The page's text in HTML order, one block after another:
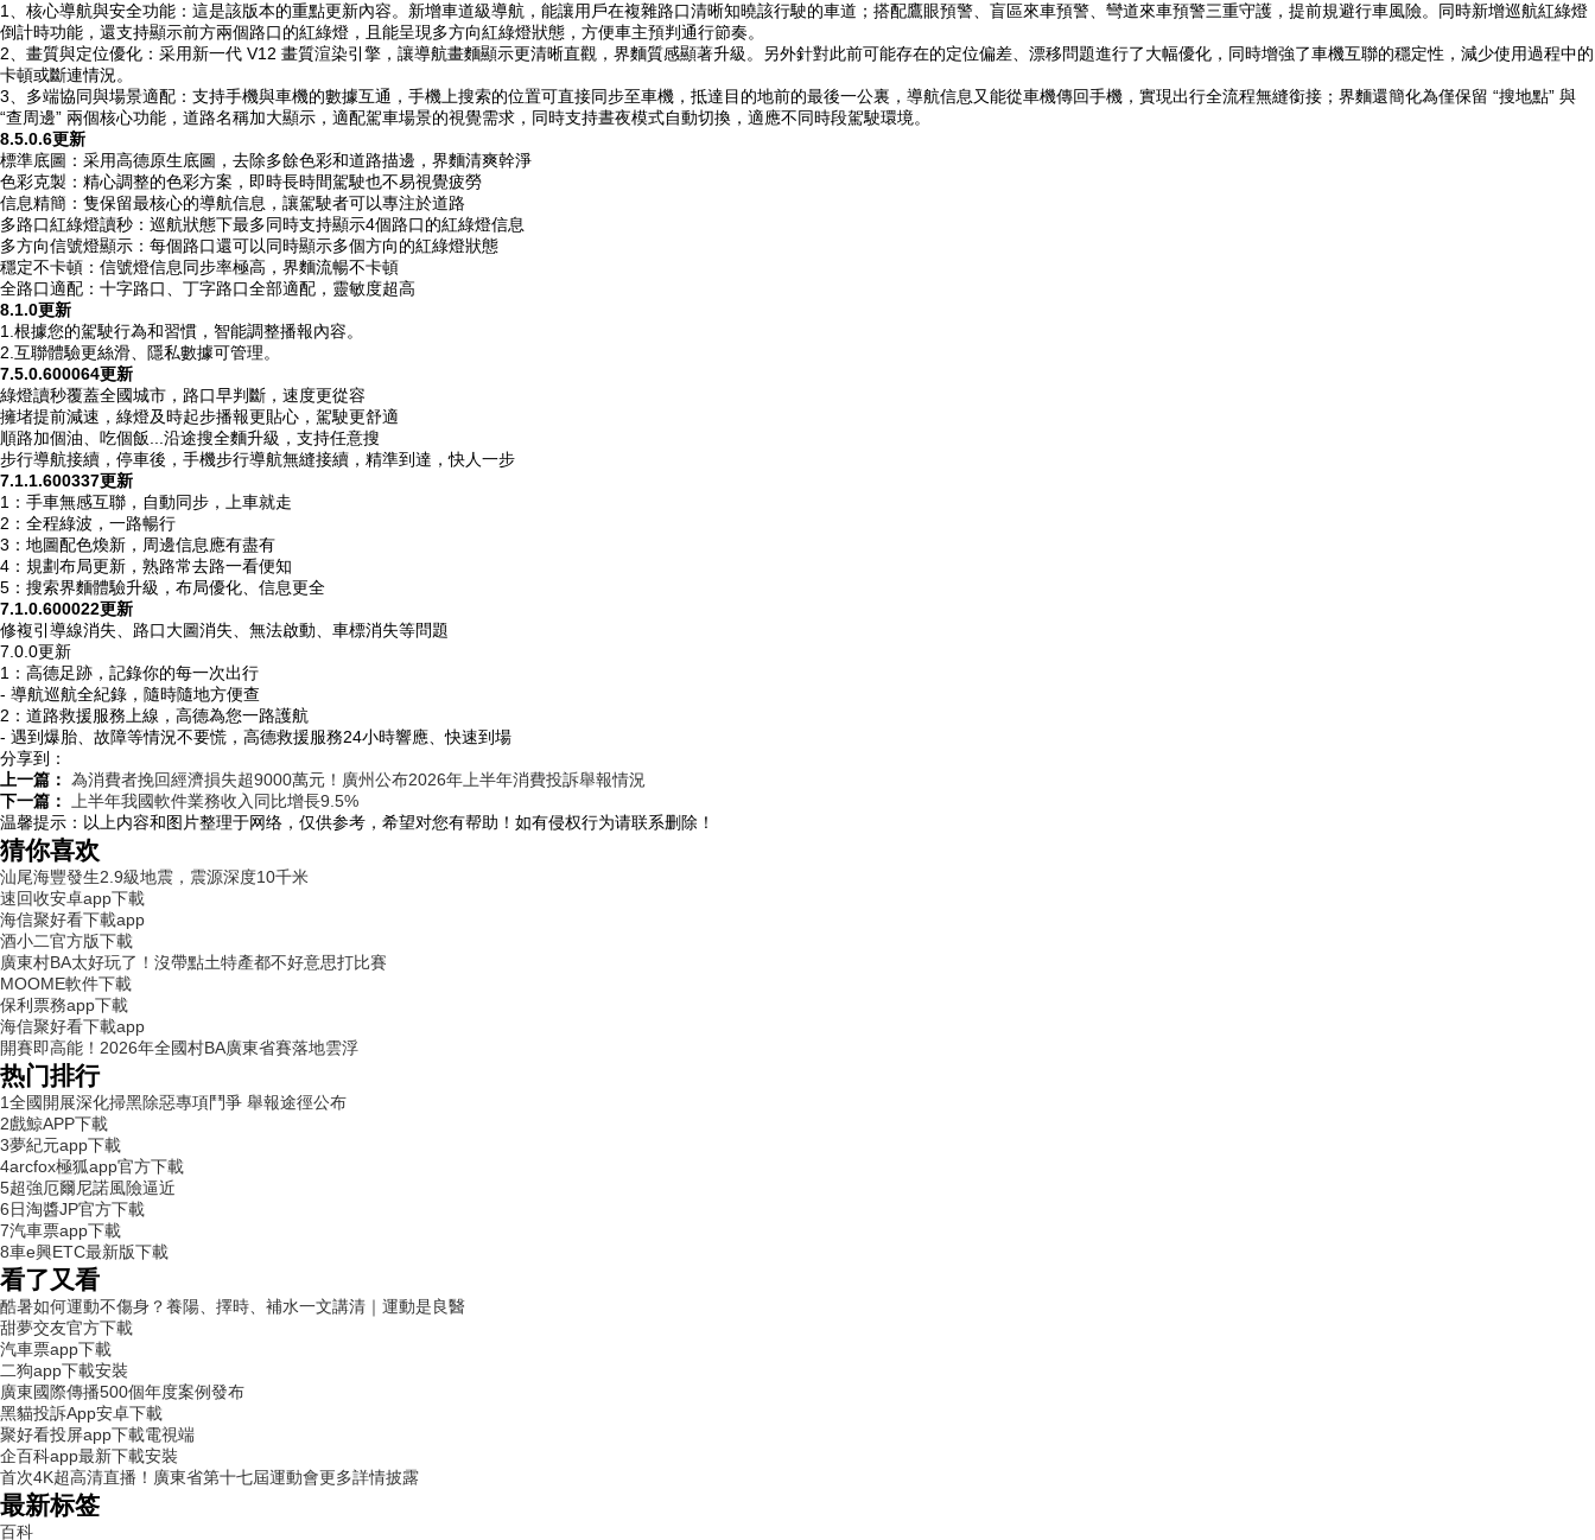
1、核心導航與安全功能：這是該版本的重點更新內容。新增車道級導航，能讓用戶在複雜路口清晰知曉該行駛的車道；搭配鷹眼預警、盲區來車預警、彎道來車預警三重守護，提前規避行車風險。同時新增巡航紅綠燈
倒計時功能，還支持顯示前方兩個路口的紅綠燈，且能呈現多方向紅綠燈狀態，方便車主預判通行節奏。
2、畫質與定位優化：采用新一代 V12 畫質渲染引擎，讓導航畫麵顯示更清晰直觀，界麵質感顯著升級。另外針對此前可能存在的定位偏差、漂移問題進行了大幅優化，同時增強了車機互聯的穩定性，減少使用過程中的
卡頓或斷連情況。
3、多端協同與場景適配：支持手機與車機的數據互通，手機上搜索的位置可直接同步至車機，抵達目的地前的最後一公裏，導航信息又能從車機傳回手機，實現出行全流程無縫銜接；界麵還簡化為僅保留 “搜地點” 與
“查周邊” 兩個核心功能，道路名稱加大顯示，適配駕車場景的視覺需求，同時支持晝夜模式自動切換，適應不同時段駕駛環境。
8.5.0.6更新
標準底圖：采用高德原生底圖，去除多餘色彩和道路描邊，界麵清爽幹淨
色彩克製：精心調整的色彩方案，即時長時間駕駛也不易視覺疲勞
信息精簡：隻保留最核心的導航信息，讓駕駛者可以專注於道路
多路口紅綠燈讀秒：巡航狀態下最多同時支持顯示4個路口的紅綠燈信息
多方向信號燈顯示：每個路口還可以同時顯示多個方向的紅綠燈狀態
穩定不卡頓：信號燈信息同步率極高，界麵流暢不卡頓
全路口適配：十字路口、丁字路口全部適配，靈敏度超高
8.1.0更新
1.根據您的駕駛行為和習慣，智能調整播報內容。
2.互聯體驗更絲滑、隱私數據可管理。
7.5.0.600064更新
綠燈讀秒覆蓋全國城市，路口早判斷，速度更從容
擁堵提前減速，綠燈及時起步播報更貼心，駕駛更舒適
順路加個油、吃個飯...沿途搜全麵升級，支持任意搜
步行導航接續，停車後，手機步行導航無縫接續，精準到達，快人一步
7.1.1.600337更新
1：手車無感互聯，自動同步，上車就走
2：全程綠波，一路暢行
3：地圖配色煥新，周邊信息應有盡有
4：規劃布局更新，熟路常去路一看便知
5：搜索界麵體驗升級，布局優化、信息更全
7.1.0.600022更新
修複引導線消失、路口大圖消失、無法啟動、車標消失等問題
7.0.0更新
1：高德足跡，記錄你的每一次出行
- 導航巡航全紀錄，隨時隨地方便查
2：道路救援服務上線，高德為您一路護航
- 遇到爆胎、故障等情況不要慌，高德救援服務24小時響應、快速到場
分享到：
上一篇： 為消費者挽回經濟損失超9000萬元！廣州公布2026年上半年消費投訴舉報情況
下一篇：
上半年我國軟件業務收入同比增長9.5%
温馨提示： 以上内容和图片整理于网络，仅供参考，希望对您有帮助！如有侵权行为请联系删除！
猜你喜欢
汕尾海豐發生2.9級地震，震源深度10千米
速回收安卓app下載
海信聚好看下載app
酒小二官方版下載
廣東村BA太好玩了！沒帶點土特產都不好意思打比賽
MOOME軟件下載
保利票務app下載
海信聚好看下載app
開賽即高能！2026年全國村BA廣東省賽落地雲浮
热门排行
1全國開展深化掃黑除惡專項鬥爭 舉報途徑公布
2戲鯨APP下載
3夢紀元app下載
4arcfox極狐app官方下載
5超強厄爾尼諾風險逼近
6日淘醬JP官方下載
7汽車票app下載
8車e興ETC最新版下載
看了又看
酷暑如何運動不傷身？養陽、擇時、補水一文講清｜運動是良醫
甜夢交友官方下載
汽車票app下載
二狗app下載安裝
廣東國際傳播500個年度案例發布
黑貓投訴App安卓下載
聚好看投屏app下載電視端
企百科app最新下載安裝
首次4K超高清直播！廣東省第十七屆運動會更多詳情披露
最新标签
百科